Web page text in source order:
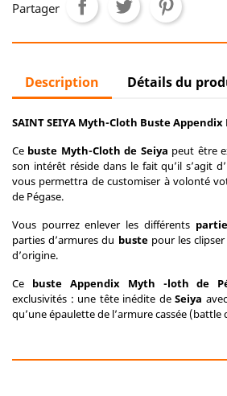
Partager
Description Détails du
SAINT SEIYA Myth-Cloth Buste Appendix
Ce buste Myth-Cloth de Seiya peut être
son intérêt réside dans le fait qu’il s’agit
vous permettra de customiser à volonté
de Pégase.
Vous pourrez enlever les différents
parties d’armures du buste pour les
d’origine.
Ce buste Appendix Myth -loth de
exclusivités : une tête inédite deSeiya
qu’une épaulette de l’armure cassée (battle